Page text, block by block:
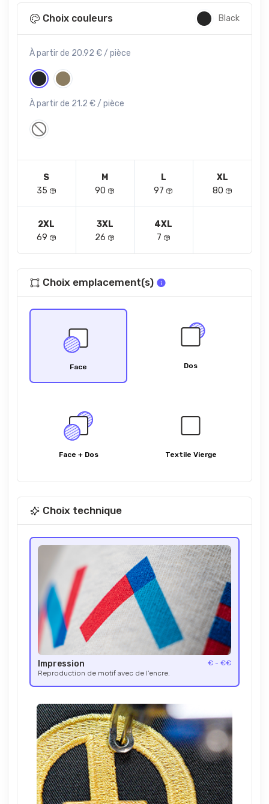
Choix couleurs Black
À partir de 20.92 € / pièce
À partir de 21.2 € / pièce
S
35
M
90
L
97
XL
80
2XL
69
3XL
26
4XL
7
Choix emplacement(s)
Face Dos
Face + Dos Textile Vierge
Choix technique
Impression
€ - €€
Reproduction de motif avec de l’encre.